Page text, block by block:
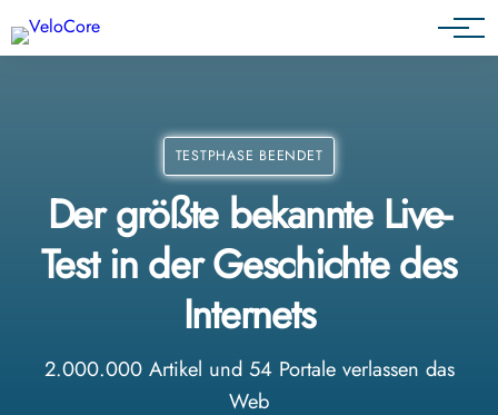
Agenturen & Webdesigner
TESTPHASE BEENDET
Der größte bekannte Live-
Test in der Geschichte des
Internets
2.000.000 Artikel und 54 Portale verlassen das
Web